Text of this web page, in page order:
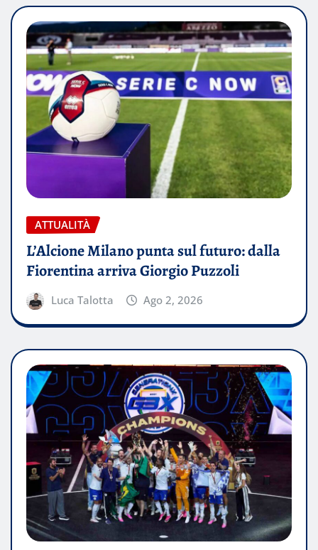
ATTUALITÀ
L’Alcione Milano punta sul futuro: dalla
Fiorentina arriva Giorgio Puzzoli
Luca Talotta Ago 2, 2026